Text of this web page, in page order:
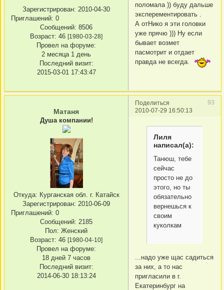
Зарегистрирован: 2010-04-30
Приглашений: 0
Сообщений: 8506
Возраст: 46 [1980-03-28]
Провел на форуме:
2 месяца 1 день
Последний визит:
2015-03-01 17:43:47
поломала )) буду дальше
эксперементировать .
А отНико я эти головки
уже прячю ))) Ну если
бывает возмет
пасмотрит и отдает
правда не всегда.
Поделиться
93
2010-07-29 16:50:13
Матаня
Душа компании!
Откуда: Курганская обл. г. Катайск
Зарегистрирован: 2010-06-09
Приглашений: 0
Сообщений: 2185
Пол: Женский
Возраст: 46 [1980-04-10]
Провел на форуме:
18 дней 7 часов
Последний визит:
2014-06-30 18:13:24
Лиля
написал(а):
Танюш, тебе
сейчас
просто не до
этого, но ты
обязательно
вернешься к
своим
куколкам
...надо уже щас садиться
за них, а то нас
пригласили в г.
Екатеринбург на